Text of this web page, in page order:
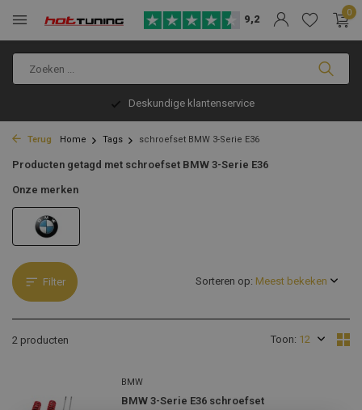
9,2
0
Deskundige klantenservice
Terug Home Tags schroefset BMW 3-Serie E36
Producten getagd met schroefset BMW 3-Serie E36
Onze merken
Filter
2 producten Toon:
Sorteren op:
BMW
BMW 3-Serie E36 schroefset